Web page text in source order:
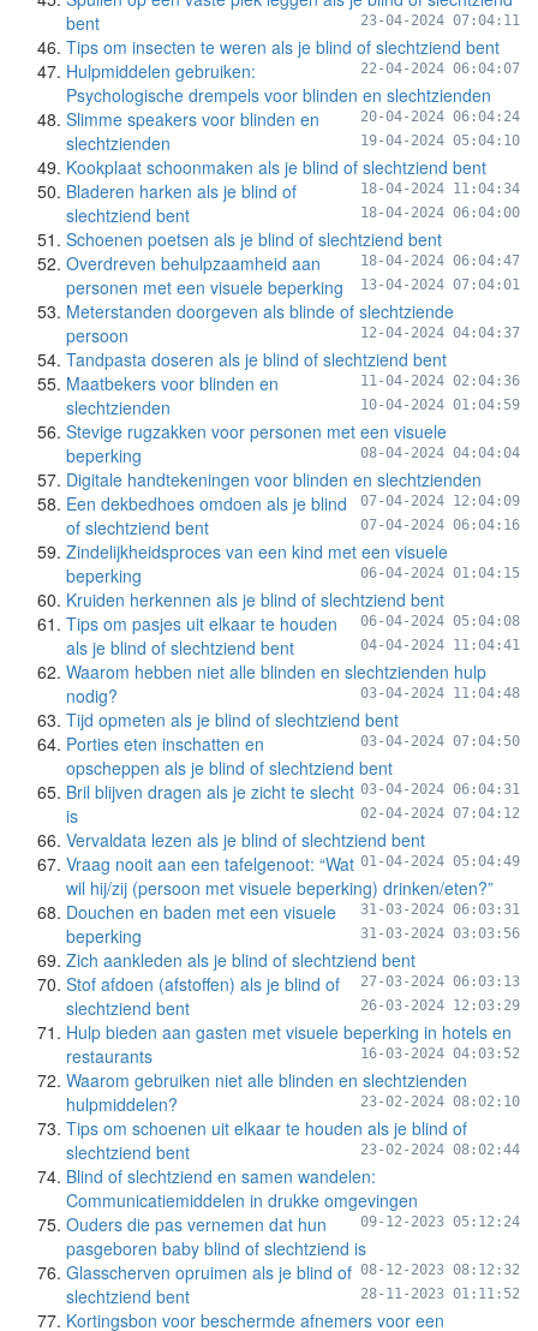
bent
23-04-2024 07:04:11
Tips om insecten te weren als je blind of slechtziend bent
22-04-2024 06:04:07
Hulpmiddelen gebruiken:
Psychologische drempels voor blinden en slechtzienden
20-04-2024 06:04:24
Slimme speakers voor blinden en
slechtzienden
19-04-2024 05:04:10
Kookplaat schoonmaken als je blind of slechtziend bent
18-04-2024 11:04:34
Bladeren harken als je blind of
slechtziend bent
18-04-2024 06:04:00
Schoenen poetsen als je blind of slechtziend bent
18-04-2024 06:04:47
Overdreven behulpzaamheid aan
personen met een visuele beperking
13-04-2024 07:04:01
Meterstanden doorgeven als blinde of slechtziende
persoon
12-04-2024 04:04:37
Tandpasta doseren als je blind of slechtziend bent
11-04-2024 02:04:36
Maatbekers voor blinden en
slechtzienden
10-04-2024 01:04:59
Stevige rugzakken voor personen met een visuele
beperking
08-04-2024 04:04:04
Digitale handtekeningen voor blinden en slechtzienden
07-04-2024 12:04:09
Een dekbedhoes omdoen als je blind
of slechtziend bent
07-04-2024 06:04:16
Zindelijkheidsproces van een kind met een visuele
beperking
06-04-2024 01:04:15
Kruiden herkennen als je blind of slechtziend bent
06-04-2024 05:04:08
Tips om pasjes uit elkaar te houden
als je blind of slechtziend bent
04-04-2024 11:04:41
Waarom hebben niet alle blinden en slechtzienden hulp
nodig?
03-04-2024 11:04:48
Tijd opmeten als je blind of slechtziend bent
03-04-2024 07:04:50
Porties eten inschatten en
opscheppen als je blind of slechtziend bent
03-04-2024 06:04:31
Bril blijven dragen als je zicht te slecht
is
02-04-2024 07:04:12
Vervaldata lezen als je blind of slechtziend bent
01-04-2024 05:04:49
Vraag nooit aan een tafelgenoot: “Wat
wil hij/zij (persoon met visuele beperking) drinken/eten?”
31-03-2024 06:03:31
Douchen en baden met een visuele
beperking
31-03-2024 03:03:56
Zich aankleden als je blind of slechtziend bent
27-03-2024 06:03:13
Stof afdoen (afstoffen) als je blind of
slechtziend bent
26-03-2024 12:03:29
Hulp bieden aan gasten met visuele beperking in hotels en
restaurants
16-03-2024 04:03:52
Waarom gebruiken niet alle blinden en slechtzienden
hulpmiddelen?
23-02-2024 08:02:10
Tips om schoenen uit elkaar te houden als je blind of
slechtziend bent
23-02-2024 08:02:44
Blind of slechtziend en samen wandelen:
Communicatiemiddelen in drukke omgevingen
09-12-2023 05:12:24
Ouders die pas vernemen dat hun
pasgeboren baby blind of slechtziend is
08-12-2023 08:12:32
Glasscherven opruimen als je blind of
slechtziend bent
28-11-2023 01:11:52
Kortingsbon voor beschermde afnemers voor een